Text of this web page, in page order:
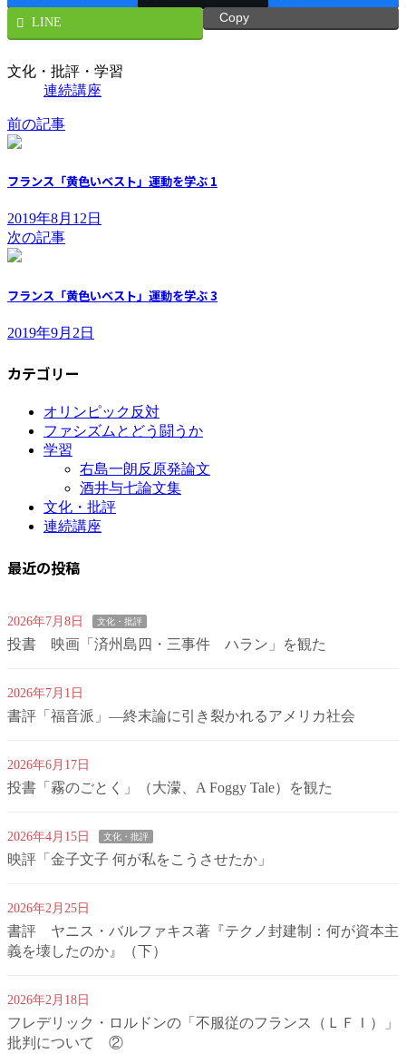
LINE Copy
文化・批評・学習
連続講座
前の記事
フランス「黄色いベスト」運動を学ぶ 1
2019年8月12日
次の記事
フランス「黄色いベスト」運動を学ぶ 3
2019年9月2日
カテゴリー
オリンピック反対
ファシズムとどう闘うか
学習
右島一朗反原発論文
酒井与七論文集
文化・批評
連続講座
最近の投稿
2026年7月8日 文化・批評
投書 映画「済州島四・三事件 ハラン」を観た
2026年7月1日
書評「福音派」―終末論に引き裂かれるアメリカ社会
2026年6月17日
投書「霧のごとく」（大濛、A Foggy Tale）を観た
2026年4月15日 文化・批評
映評「金子文子 何が私をこうさせたか」
2026年2月25日
書評 ヤニス・バルファキス著『テクノ封建制：何が資本主
義を壊したのか』（下）
2026年2月18日
フレデリック・ロルドンの「不服従のフランス（ＬＦＩ）」
批判について ②